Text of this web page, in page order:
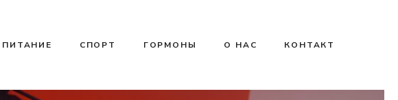
ПИТАНИЕ СПОРТ ГОРМОНЫ О НАС КОНТАКТ